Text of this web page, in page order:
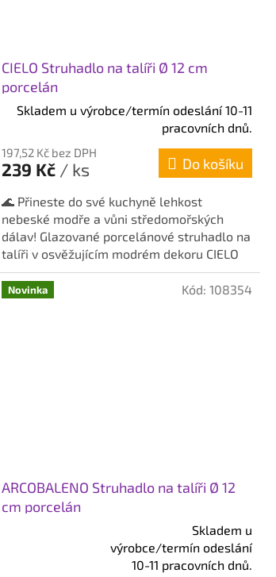
CIELO Struhadlo na talíři Ø 12 cm
porcelán
Skladem u výrobce/termín odeslání 10-11
pracovních dnů.
197,52 Kč bez DPH
239 Kč / ks Do košíku
🌊 Přineste do své kuchyně lehkost
nebeské modře a vůni středomořských
dálav! Glazované porcelánové struhadlo na
talíři v osvěžujícím modrém dekoru CIELO
od tradiční německé...
Novinka
ARCOBALENO Struhadlo na talíři Ø 12
cm porcelán
Skladem u
výrobce/termín odeslání
10-11 pracovních dnů.
Kód: 108354